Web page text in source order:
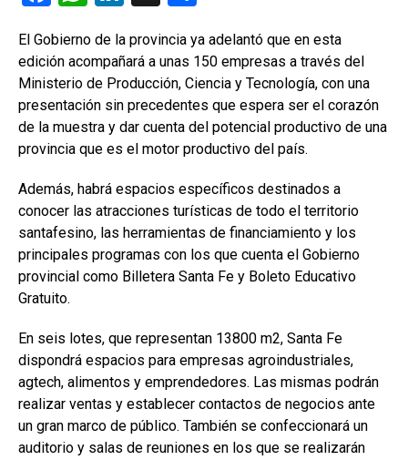
ce
b
o
o
at
s
A
p
ke
dI
n
m
p
ar
tir
El Gobierno de la provincia ya adelantó que en esta
edición acompañará a unas 150 empresas a través del
Ministerio de Producción, Ciencia y Tecnología, con una
presentación sin precedentes que espera ser el corazón
de la muestra y dar cuenta del potencial productivo de una
provincia que es el motor productivo del país.
Además, habrá espacios específicos destinados a
conocer las atracciones turísticas de todo el territorio
santafesino, las herramientas de financiamiento y los
principales programas con los que cuenta el Gobierno
provincial como Billetera Santa Fe y Boleto Educativo
Gratuito.
En seis lotes, que representan 13800 m2, Santa Fe
dispondrá espacios para empresas agroindustriales,
agtech, alimentos y emprendedores. Las mismas podrán
realizar ventas y establecer contactos de negocios ante
un gran marco de público. También se confeccionará un
auditorio y salas de reuniones en los que se realizarán